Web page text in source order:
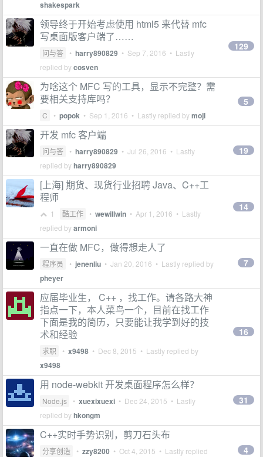
shakespark
领导终于开始考虑使用 html5 来代替 mfc
写桌面版客户端了……
问与答 • harry890829 • Sep 7, 2016 • Lastly
replied bycosven
129
为啥这个 MFC 写的工具，显示不完整？需
要相关支持库吗？
C • popok • Sep 1, 2016 • Lastly replied bymoji
5
开发 mfc 客户端
问与答 • harry890829 • Jul 26, 2016 • Lastly
replied byharry890829
19
[上海] 期货、现货行业招聘 Java、C++工
程师
1 酷工作 • wewillwin • Apr 1, 2016 • Lastly
replied byarmoni
14
一直在做 MFC，做得想走人了
程序员 • jenenliu • Jan 20, 2016 • Lastly replied by
pheyer
7
应届毕业生， C++ ，找工作。请各路大神
指点一下，本人菜鸟一个，目前在找工作
下面是我的简历，只要能让我学到好的技
术和经验
求职 • x9498 • Dec 8, 2015 • Lastly replied by
x9498
16
用 node-webkit 开发桌面程序怎么样？
Node.js • xuexixuexi • Dec 24, 2015 • Lastly
replied byhkongm
31
C++实时手势识别，剪刀石头布
分享创造 • zzy8200 • Oct 4, 2015 • Lastly replied
4